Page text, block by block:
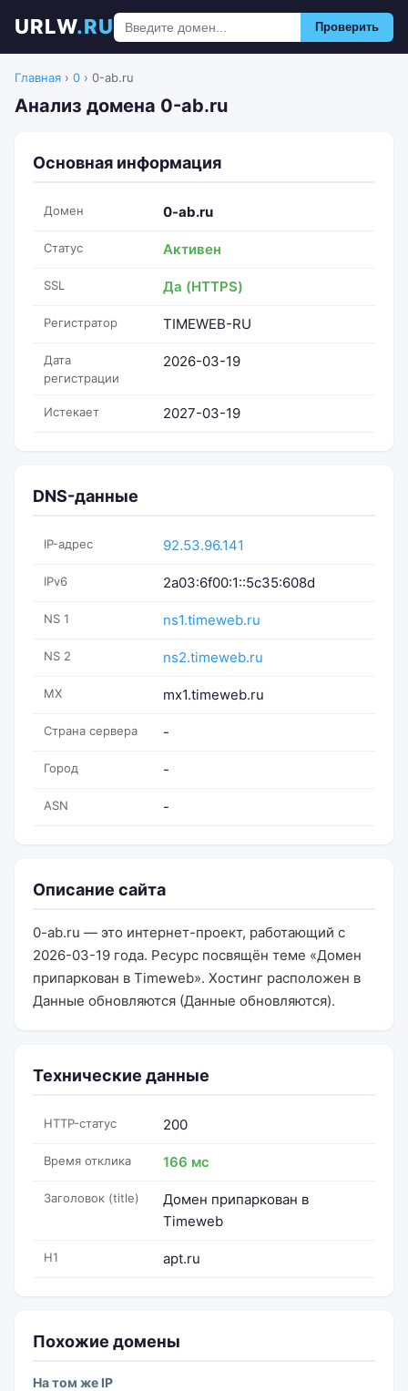
URLW.RU Проверить
Главная › 0 › 0-ab.ru
Анализ домена 0-ab.ru
Основная информация
Домен 0-ab.ru
Статус Активен
SSL Да (HTTPS)
Регистратор TIMEWEB-RU
Дата
регистрации
2026-03-19
Истекает 2027-03-19
DNS-данные
IP-адрес 92.53.96.141
IPv6 2a03:6f00:1::5c35:608d
NS 1 ns1.timeweb.ru
NS 2 ns2.timeweb.ru
MX mx1.timeweb.ru
Страна сервера -
Город -
ASN -
Описание сайта
0-ab.ru — это интернет-проект, работающий с
2026-03-19 года. Ресурс посвящён теме «Домен
припаркован в Timeweb». Хостинг расположен в
Данные обновляются (Данные обновляются).
Технические данные
HTTP-статус 200
Время отклика 166 мс
Заголовок (title)
Домен припаркован в
Timeweb
H1 apt.ru
Похожие домены
На том же IP